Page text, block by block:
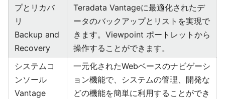
プとリカバ
リ
Backup and
Recovery
Teradata Vantageに最適化されたデ
ータのバックアップとリストを実現で
きます。Viewpoint ポートレットから
操作することができます。
システムコ
ンソール
Vantage
一元化されたWebベースのナビゲーシ
ョン機能で、システムの管理、開発な
どの機能を簡単に利用することができ